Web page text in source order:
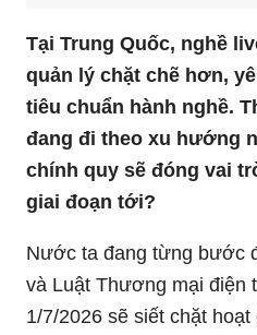
Tại Trung Quốc, nghề
quản lý chặt chẽ hơn,
tiêu chuẩn hành nghề.
đang đi theo xu hướng
chính quy sẽ đóng vai
giai đoạn tới?
Nước ta đang từng bước
và Luật Thương mại điện
1/7/2026 sẽ siết chặt